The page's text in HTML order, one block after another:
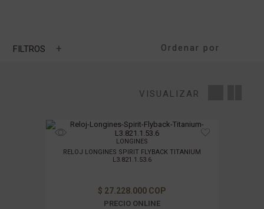
FILTROS +
VISUALIZAR
LONGINES
RELOJ LONGINES SPIRIT FLYBACK TITANIUM
L3.821.1.53.6
$ 27.228.000 COP
PRECIO ONLINE